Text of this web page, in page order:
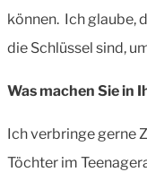
können. Ich glaube,
die Schlüssel sind,
Was machen Sie in
Ich verbringe gerne
Töchter im